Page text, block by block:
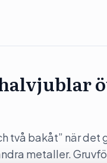
två bakåt” när det
metaller.